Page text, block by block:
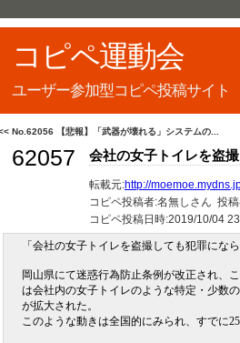
コピペ運動会
ユーザー参加型コピペ投稿サイト
No.62056 【悲報】「武器が壊れる」システムの...
62057 会社の女子トイレを盗
転載元:http://
コピペ投稿者:名無しさん 投
コピペ投稿日時:2019/10/04
「会社の女子トイレを盗撮しても犯罪にな
岡山県にて迷惑行為防止条例が改正され、
は会社内の女子トイレのような特定・少数
が拡大された。
このような動きは全国的にみられ、すでに